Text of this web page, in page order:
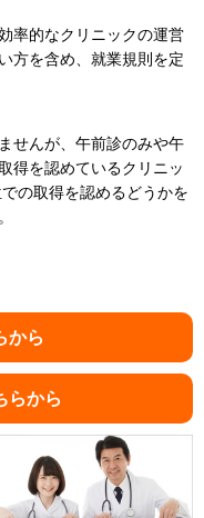
率的なクリニックの運営
方を含め、就業規則を定
せんが、午前診のみや午
得を認めているクリニッ
の取得を認めるどうかを
から
らから